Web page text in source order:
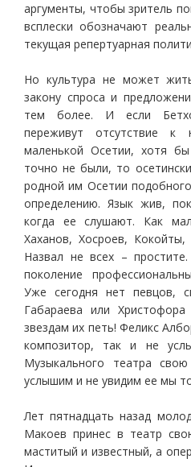
аргументы, чтобы зритель
всплески обозначают
текущая репертуарная
Но культура не может
закону спроса и
тем более. И если
переживут отсутствие
маленькой Осетии, хотя
точно не были, то
родной им Осетии
определению. Язык жив,
когда ее слушают. Как
Хаханов, Хосроев,
Назвал не всех –
поколение
Уже сегодня нет певцов,
Габараева или
звездам их петь! Феликс
композитор, так и не
Музыкального театра
услышим и не увидим ее мы
Лет пятнадцать назад
Макоев принес в театр
маститый и известный, а